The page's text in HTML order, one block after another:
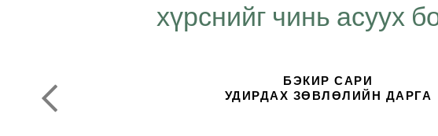
хүрснийг чинь асуух
БЭКИР САРИ
УДИРДАХ ЗӨВЛӨЛИЙН ДАРГА